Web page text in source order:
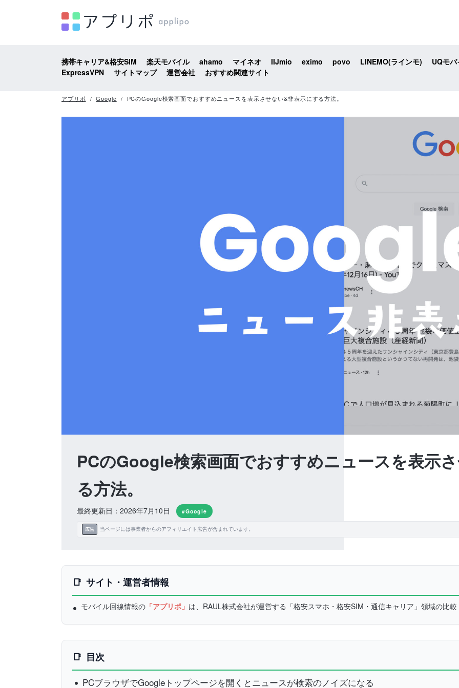
携帯キャリア&格安SIM 楽天モバイル ahamo マイネオ IIJmio eximo povo LINEMO(ラインモ)
UQモ
ExpressVPN
サイトマップ 運営会社 おすすめ関連サイト
アプリポ Google PCのGoogle検索画面でおすすめニュースを表示させない&非表示にする方法。
PCのGoogle検索画面でおすすめニュースを表示
る方法。
最終更新日：2026年7月10日 #Google
広告 当ページには事業者からのアフィリエイト広告が含まれています。
サイト・運営者情報
モバイル回線情報の 「アプリポ」 は、RAUL株式会社が運営する「格安スマホ・格安SIM・通信キャリア」領域の比
目次
PCブラウザでGoogleトップページを開くとニュースが検索のノイズになる